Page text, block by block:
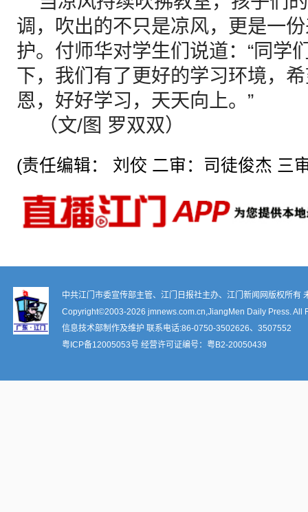
调，吹出的不只是凉风，更是一
护。付师华对学生们说道：“同学
下，我们有了更好的学习环境，
恩，好好学习，天天向上。”
（文/图 罗双双）
(责任编辑： 刘佼 二审：司徒俊杰 三
中共江门市委宣传部主管、江门日报社主办、江门新闻网版权所有
Copyright©2003-2026 jmnews.com.cn,JiangMen Daily Press. All
信息技术部制作及维护 联系电话:86-0750-3502626、3507552
粤ICP备12005053号 经营许可证编号： 粤B2-20050439